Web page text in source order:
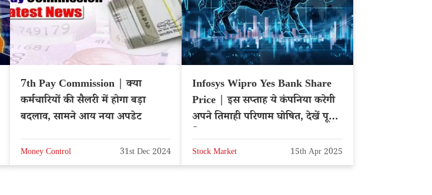
7th Pay Commission | क्या
कर्मचारियों की सैलरी में होगा बड़ा
बदलाव, सामने आय नया अपडेट
Money Control 31st Dec 2024
Infosys Wipro Yes Bank Share
Price | इस सप्ताह ये कंपनिया करेगी
अपने तिमाही परिणाम घोषित, देखें पूरी
Stock Market 15th Apr 2025